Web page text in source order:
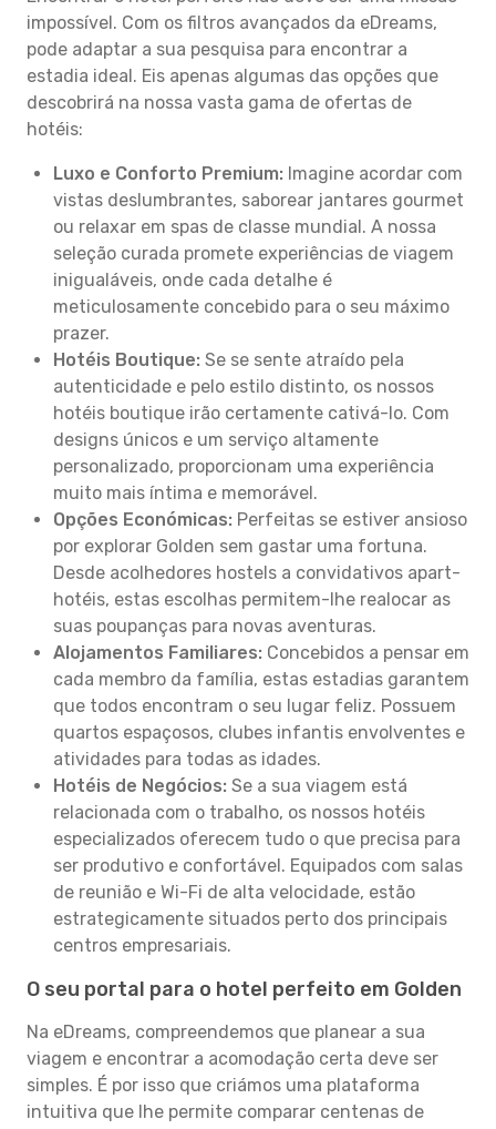
impossível. Com os filtros avançados da eDreams,
pode adaptar a sua pesquisa para encontrar a
estadia ideal. Eis apenas algumas das opções que
descobrirá na nossa vasta gama de ofertas de
hotéis:
Luxo e Conforto Premium: Imagine acordar com
vistas deslumbrantes, saborear jantares gourmet
ou relaxar em spas de classe mundial. A nossa
seleção curada promete experiências de viagem
inigualáveis, onde cada detalhe é
meticulosamente concebido para o seu máximo
prazer.
Hotéis Boutique: Se se sente atraído pela
autenticidade e pelo estilo distinto, os nossos
hotéis boutique irão certamente cativá-lo. Com
designs únicos e um serviço altamente
personalizado, proporcionam uma experiência
muito mais íntima e memorável.
Opções Económicas: Perfeitas se estiver ansioso
por explorar Golden sem gastar uma fortuna.
Desde acolhedores hostels a convidativos apart-
hotéis, estas escolhas permitem-lhe realocar as
suas poupanças para novas aventuras.
Alojamentos Familiares: Concebidos a pensar em
cada membro da família, estas estadias garantem
que todos encontram o seu lugar feliz. Possuem
quartos espaçosos, clubes infantis envolventes e
atividades para todas as idades.
Hotéis de Negócios: Se a sua viagem está
relacionada com o trabalho, os nossos hotéis
especializados oferecem tudo o que precisa para
ser produtivo e confortável. Equipados com salas
de reunião e Wi-Fi de alta velocidade, estão
estrategicamente situados perto dos principais
centros empresariais.
O seu portal para o hotel perfeito em Golden
Na eDreams, compreendemos que planear a sua
viagem e encontrar a acomodação certa deve ser
simples. É por isso que criámos uma plataforma
intuitiva que lhe permite comparar centenas de